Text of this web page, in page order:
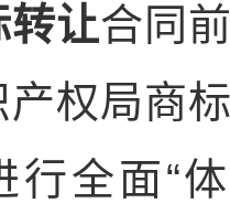
转让合同
产权局商
行全面“